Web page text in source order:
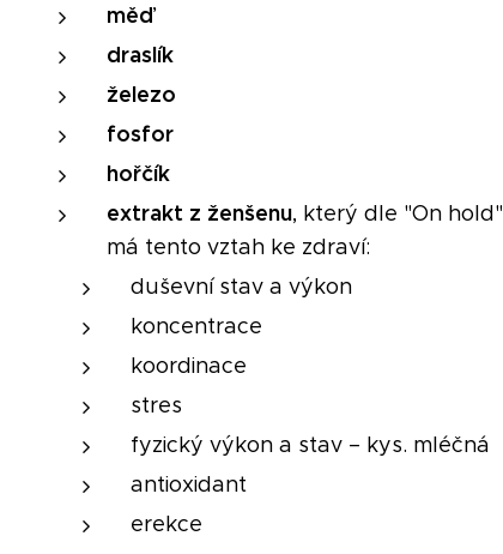
měď
draslík
železo
fosfor
hořčík
extrakt z ženšenu, který dle "On hold"
má tento vztah ke zdraví:
duševní stav a výkon
koncentrace
koordinace
stres
fyzický výkon a stav – kys. mléčná
antioxidant
erekce